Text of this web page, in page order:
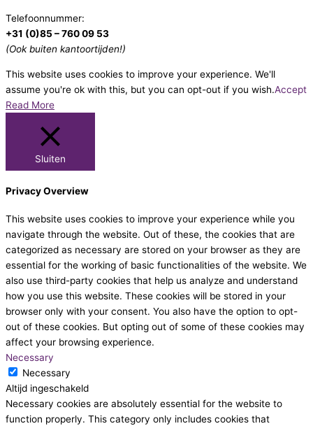
Telefoonnummer:
+31 (0)85 – 760 09 53
(Ook buiten kantoortijden!)
This website uses cookies to improve your experience. We'll
assume you're ok with this, but you can opt-out if you wish.Accept
Read More
Sluiten
Privacy Overview
This website uses cookies to improve your experience while you
navigate through the website. Out of these, the cookies that are
categorized as necessary are stored on your browser as they are
essential for the working of basic functionalities of the website. We
also use third-party cookies that help us analyze and understand
how you use this website. These cookies will be stored in your
browser only with your consent. You also have the option to opt-
out of these cookies. But opting out of some of these cookies may
affect your browsing experience.
Necessary
Necessary
Altijd ingeschakeld
Necessary cookies are absolutely essential for the website to
function properly. This category only includes cookies that